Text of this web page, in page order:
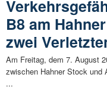
B8 am
zwei
Am Freitag, dem 7. August
zwischen Hahner Stock und
...